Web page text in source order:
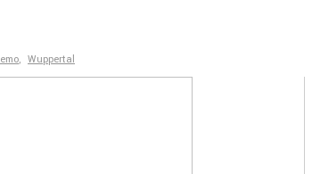
, Wuppertal